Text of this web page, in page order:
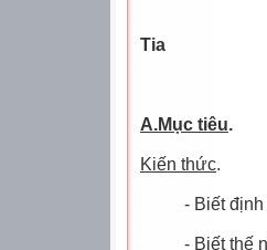
Tia
A.Mục tiêu.
Kiến thức.
- Biết
- Biết thế